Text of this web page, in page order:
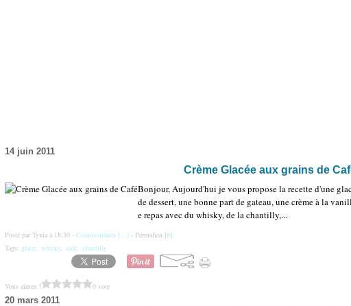
14 juin 2011
Crème Glacée aux grains de
Bonjour, Aujourd'hui je vous propose la recette d'une
de dessert, une bonne part de gateau, une crème à la
e repas avec du whisky, de la chantilly,...
Posté par Tyxia à 18:30 - Commentaires […]- Permalien [#]
Tags: glace, whisky, café, chantilly
Vous aimez ? 0 vote
20 mars 2011